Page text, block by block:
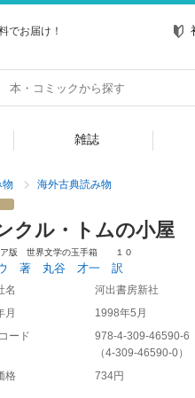
でお届け！
雑誌
物 海外古典読み物
クル・トムの小屋
ア版 世界文学の玉手箱 １０
ウ 著 丸谷 才一 訳
名
河出書房新社
月
1998年5月
ード
978-4-309-46590-6
（4-309-46590-0）
格
734円